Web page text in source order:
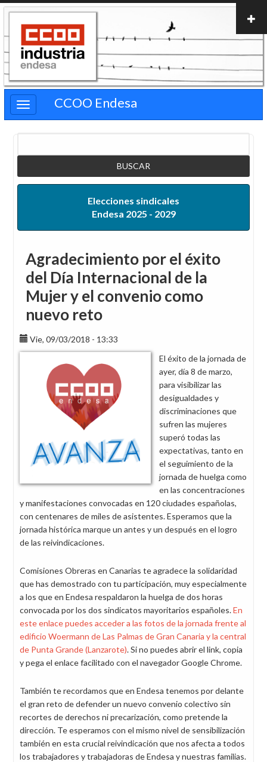
Pasar
contenido
principal
CCOO Endesa
Elecciones sindicales
Endesa 2025 - 2029
Agradecimiento por el éxito
del Día Internacional de la
Mujer y el convenio como
nuevo reto
Vie, 09/03/2018 - 13:33
El éxito de la jornada de
ayer, día 8 de marzo,
para visibilizar las
desigualdades y
discriminaciones que
sufren las mujeres
superó todas las
expectativas, tanto en
el seguimiento de la
jornada de huelga como
en las concentraciones
y manifestaciones convocadas en 120 ciudades españolas,
con centenares de miles de asistentes. Esperamos que la
jornada histórica marque un antes y un después en el logro
de las reivindicaciones.
Comisiones Obreras en Canarias te agradece la solidaridad
que has demostrado con tu participación, muy especialmente
a los que en Endesa respaldaron la huelga de dos horas
convocada por los dos sindicatos mayoritarios españoles.En
este enlace puedes acceder a las fotos de la jornada frente al
edificio Woermann de Las Palmas de Gran Canaria y la central
de Punta Grande (Lanzarote). Si no puedes abrir el link, copia
y pega el enlace facilitado con el navegador Google Chrome.
También te recordamos que en Endesa tenemos por delante
el gran reto de defender un nuevo convenio colectivo sin
recortes de derechos ni precarización, como pretende la
dirección. Te esperamos con el mismo nivel de sensibilización
también en esta crucial reivindicación que nos afecta a todos
los trabajadores y trabajadoras de Endesa y nuestras familias.